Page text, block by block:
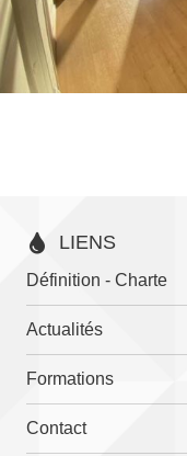
LIENS
Définition - Charte
Actualités
Formations
Contact